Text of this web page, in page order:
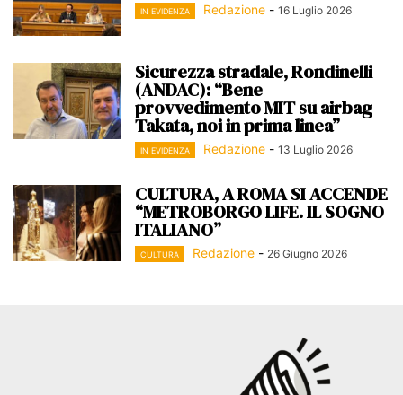
IN EVIDENZA Redazione - 16 Luglio 2026
Sicurezza stradale, Rondinelli
(ANDAC): “Bene
provvedimento MIT su airbag
Takata, noi in prima linea”
IN EVIDENZA Redazione - 13 Luglio 2026
CULTURA, A ROMA SI ACCENDE
“METROBORGO LIFE. IL SOGNO
ITALIANO”
CULTURA Redazione - 26 Giugno 2026